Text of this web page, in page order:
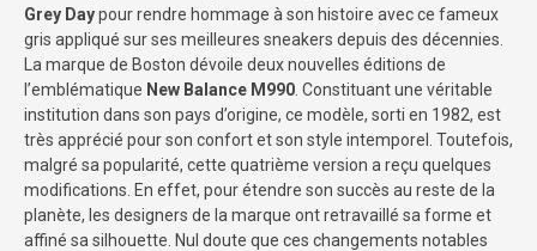
Grey Daypour rendre hommage à son histoire avec ce fameux
gris appliqué sur ses meilleures sneakers depuis des décennies.
La marque de Boston dévoile deux nouvelles éditions de
l’emblématique New Balance M990 . Constituant une véritable
institution dans son pays d’origine, ce modèle, sorti en 1982, est
très apprécié pour son confort et son style intemporel. Toutefois,
malgré sa popularité, cette quatrième version a reçu quelques
modifications. En effet, pour étendre son succès au reste de la
planète, les designers de la marque ont retravaillé sa forme et
affiné sa silhouette. Nul doute que ces changements notables